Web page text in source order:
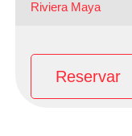
Riviera Maya
Reservar